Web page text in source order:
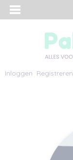
Inloggen Registreren